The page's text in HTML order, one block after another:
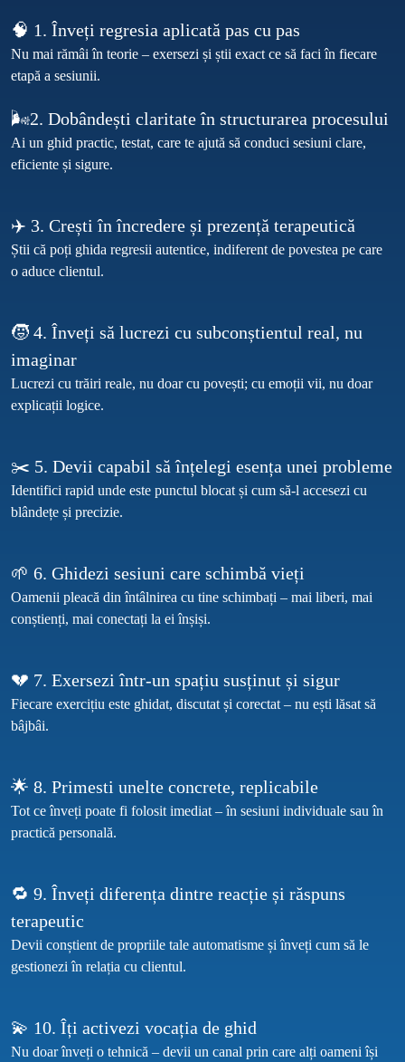
🧠 1. Înveți regresia aplicată pas cu pas
Nu mai rămâi în teorie – exersezi și știi exact ce să faci în fiecare
🌬️2. Dobândești claritate în structurarea procesului
Ai un ghid practic, testat, care te ajută să conduci sesiuni clare,
✈️ 3. Crești în încredere și prezență terapeutică
Știi că poți ghida regresii autentice, indiferent de povestea pe care
🧒 4. Înveți să lucrezi cu subconștientul real, nu
imaginar
Lucrezi cu trăiri reale, nu doar cu povești; cu emoții vii, nu doar
✂️ 5. Devii capabil să înțelegi esența unei probleme
Identifici rapid unde este punctul blocat și cum să-l accesezi cu
🌱 6. Ghidezi sesiuni care schimbă vieți
Oamenii pleacă din întâlnirea cu tine schimbați – mai liberi, mai
Fiecare exercițiu este ghidat, discutat și corectat – nu ești lăsat să
Tot ce înveți poate fi folosit imediat – în sesiuni individuale sau în
🔁 9. Înveți diferența dintre reacție și răspuns
Devii conștient de propriile tale automatisme și înveți cum să le
Nu doar înveți o tehnică – devii un canal prin care alți oameni își